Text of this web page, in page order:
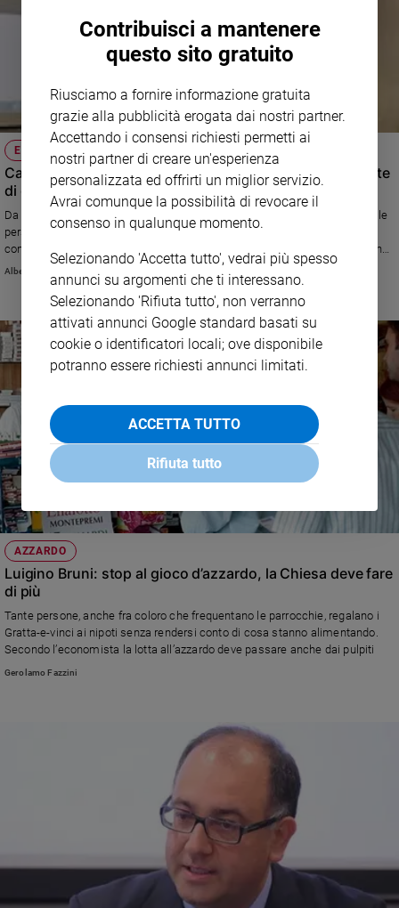
ECOLOGIA INTEGRALE
Campi, ambiente, persone: la Laudato si' diventa una rete
di comunità
Da Amatrice al mondo: l'attenzione a un diverso rapporto con la natura e le
persone accanto allo sforzo di costruire una diversa economia, filo
conduttore dell'enciclica di papa Francesco, diventa impegno di riflessione,
studio e lavoro concreto grazie all'iniziativa congiunta di monsignor
Domenico Pompili, vescovo di Rieti , e di Carlo Petrini, fondatore di Slow
Alberto Chiara
AZZARDO
Luigino Bruni: stop al gioco d’azzardo, la Chiesa deve fare
di più
Tante persone, anche fra coloro che frequentano le parrocchie, regalano i
Gratta-e-vinci ai nipoti senza rendersi conto di cosa stanno alimentando.
Secondo l’economista la lotta all’azzardo deve passare anche dai pulpiti
Gerolamo Fazzini
Contribuisci a mantenere
questo sito gratuito
Riusciamo a fornire informazione gratuita
grazie alla pubblicità erogata dai nostri partner.
Accettando i consensi richiesti permetti ai
nostri partner di creare un'esperienza
personalizzata ed offrirti un miglior servizio.
Avrai comunque la possibilità di revocare il
consenso in qualunque momento.
Selezionando 'Accetta tutto', vedrai più spesso
annunci su argomenti che ti interessano.
Selezionando 'Rifiuta tutto', non verranno
attivati annunci Google standard basati su
cookie o identificatori locali; ove disponibile
potranno essere richiesti annunci limitati.
ACCETTA TUTTO
Rifiuta tutto